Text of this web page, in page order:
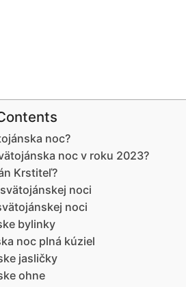
noc?
noc v roku 2023?
Krstiteľ?
noci
noci
bylinky
noc plná kúziel
jasličky
ohne